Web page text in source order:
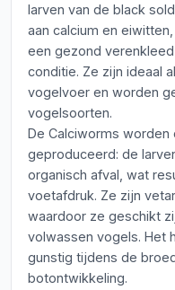
larven van de black
aan calcium en
een gezond
conditie. Ze zijn ideaal
vogelvoer en worden
vogelsoorten.
De Calciworms
geproduceerd: de
organisch afval, wat
voetafdruk. Ze zijn
waardoor ze geschikt
volwassen vogels. Het
gunstig tijdens de
botontwikkeling.